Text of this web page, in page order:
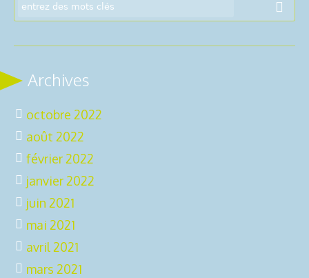
Archives
octobre 2022
août 2022
février 2022
janvier 2022
juin 2021
mai 2021
avril 2021
mars 2021